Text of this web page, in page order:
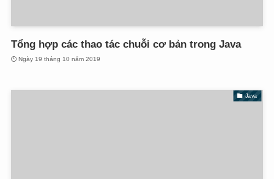
Tổng hợp các thao tác chuỗi cơ bản trong Java
Ngày 19 tháng 10 năm 2019
Java